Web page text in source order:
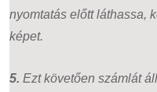
nyomtatás előtt láthassa,
képet.
5. Ezt követően számlát